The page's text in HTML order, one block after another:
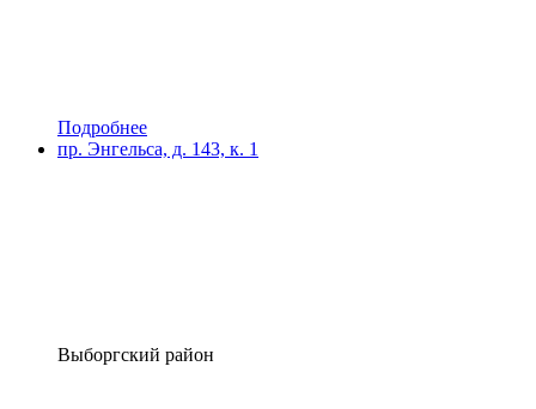
Подробнее
пр. Энгельса, д. 143, к. 1
Выборгский район